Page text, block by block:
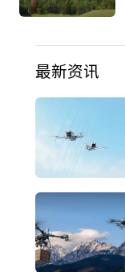
最新资讯